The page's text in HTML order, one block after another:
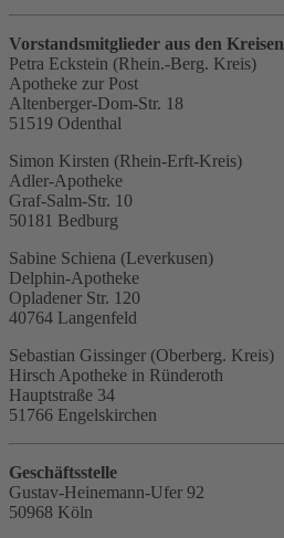
Vorstandsmitglieder aus den Kreisen
Petra Eckstein (Rhein.-Berg. Kreis)
Apotheke zur Post
Altenberger-Dom-Str. 18
51519 Odenthal
Simon Kirsten (Rhein-Erft-Kreis)
Adler-Apotheke
Graf-Salm-Str. 10
50181 Bedburg
Sabine Schiena (Leverkusen)
Delphin-Apotheke
Opladener Str. 120
40764 Langenfeld
Sebastian Gissinger (Oberberg. Kreis)
Hirsch Apotheke in Ründeroth
Hauptstraße 34
51766 Engelskirchen
Geschäftsstelle
Gustav-Heinemann-Ufer 92
50968 Köln